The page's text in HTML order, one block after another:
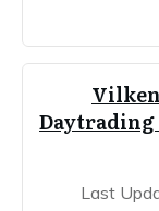
Last